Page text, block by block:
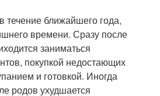
течение ближайшего года,
времени. Сразу после
заниматься
покупкой недостающих
и готовкой. Иногда
родов ухудшается